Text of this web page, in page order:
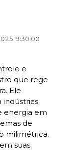
9:30:00
e
que rege
Ele
indústrias
energia em
de
milimétrica.
suas